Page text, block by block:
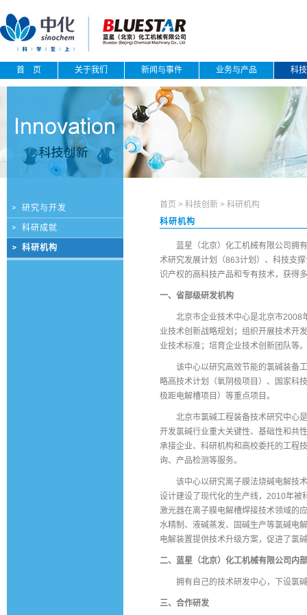
首 页 关于我们 新闻与事件 业务与产品 科
研究与开发
科研成就
科研机构
首页 > 科技创新> 科研机构
科研机构
蓝星（北京）化工机械有限公司拥有
术研究发展计划（863计划）、科技支
识产权的高科技产品和专有技术，获得
一、省部级研发机构
北京市企业技术中心是北京市2008
业技术创新战略规划；组织开展技术开
业技术标准；培育企业技术创新团队等。
该中心以研究高效节能的氯碱装备工
略高技术计划（氧阴极项目）、国家科
极距电解槽项目）等重点项目。
北京市氯碱工程装备技术研究中心是
开发氯碱行业重大关键性、基础性和共
承接企业、科研机构和高校委托的工程
询、产品检测等服务。
该中心以研究离子膜法烧碱电解技术
设计建设了现代化的生产线，2010年被
激光器在离子膜电解槽焊接技术领域的
水精制、液碱蒸发、固碱生产等氯碱电
电解装置提供技术升级方案，促进了氯
二、蓝星（北京）化工机械有限公司内
拥有自己的技术研发中心，下设氯碱
三、合作研发